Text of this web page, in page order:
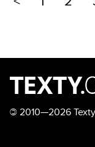
© 2010—2026